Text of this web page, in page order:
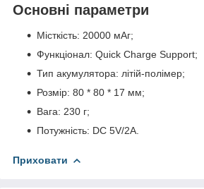
Основні параметри
Місткість: 20000 мАг;
Функціонал: Quick Charge Support;
Тип акумулятора: літій-полімер;
Розмір: 80 * 80 * 17 мм;
Вага: 230 г;
Потужність: DC 5V/2A.
Приховати